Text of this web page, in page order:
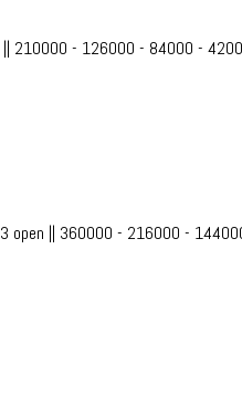
|| 210000 - 126000 - 84000 -
open || 360000 - 216000 -